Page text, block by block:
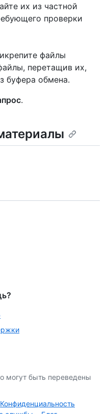
их из частной
проверки
файлы
перетащив их,
буфера обмена.
.
могут быть переведены
Конфиденциальность